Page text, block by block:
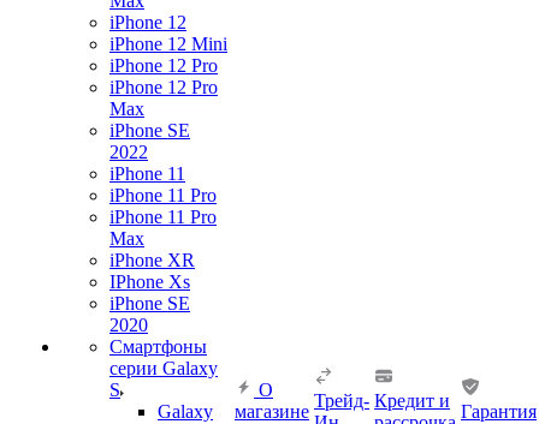
iPhone 12
iPhone 12 Mini
iPhone 12 Pro
iPhone 12 Pro
Max
iPhone SE
2022
iPhone 11
iPhone 11 Pro
iPhone 11 Pro
Max
iPhone XR
IPhone Xs
iPhone SE
2020
Смартфоны
серии Galaxy
S
Galaxy
О
магазине
Трейд- Кредит и
Гарантия